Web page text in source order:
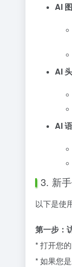
AI
AI
AI
3. 新
以下是使
第一步：
* 打开您
* 如果您